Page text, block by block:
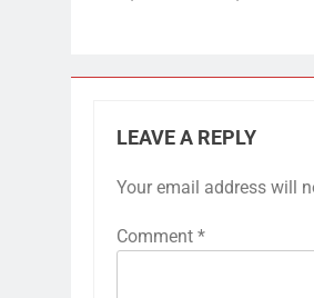
LEAVE A REPLY
Your email address will
Comment *